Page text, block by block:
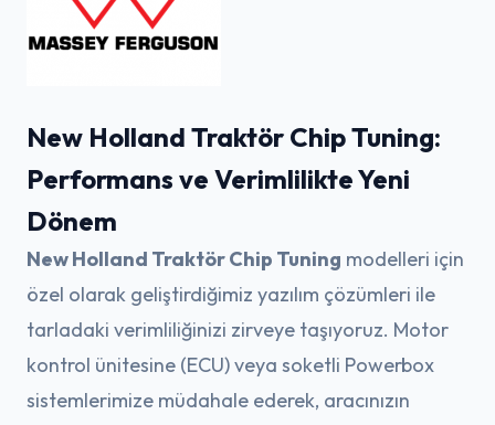
New Holland Traktör Chip Tuning:
Performans ve Verimlilikte Yeni
Dönem
New Holland Traktör Chip Tuning modelleri için
özel olarak geliştirdiğimiz yazılım çözümleri ile
tarladaki verimliliğinizi zirveye taşıyoruz. Motor
kontrol ünitesine (ECU) veya soketli Powerbox
sistemlerimize müdahale ederek, aracınızın